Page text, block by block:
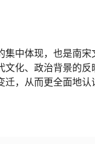
集中体现，也是南
化、政治背景的
，从而更全面地认